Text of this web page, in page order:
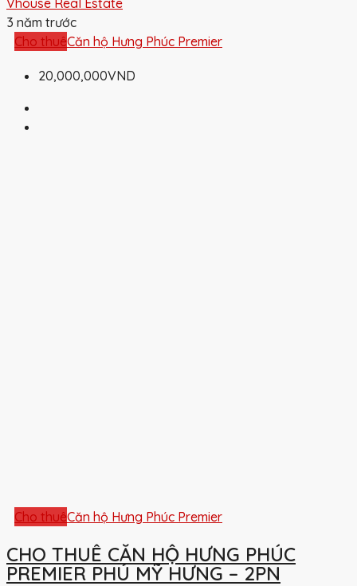
3 năm trước
Cho thuêCăn hộ Hưng Phúc Premier
20,000,000VND
Cho thuêCăn hộ Hưng Phúc Premier
CHO THUÊ CĂN HỘ HƯNG PHÚC
PREMIER PHÚ MỸ HƯNG – 2PN